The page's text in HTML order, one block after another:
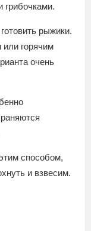
грибочками.
рыжики.
горячим
очень
способом,
и взвесим.